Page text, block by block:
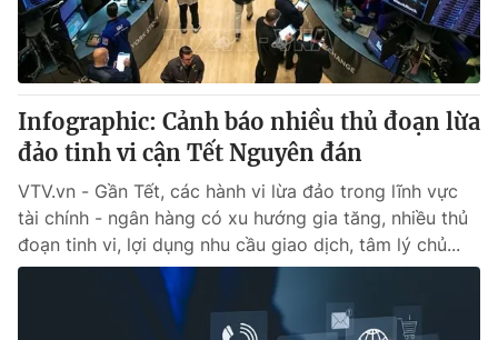
Sản phẩm
Thị trường
Tư vấn
Lịch phát sóng
Chuyên mục khác
Emagazine Podcast
Photo Infographic
Shorts video
Infographic: Cảnh báo nhiều thủ đoạn lừa
đảo tinh vi cận Tết Nguyên đán
VTV.vn - Gần Tết, các hành vi lừa đảo trong lĩnh vực
tài chính - ngân hàng có xu hướng gia tăng, nhiều thủ
đoạn tinh vi, lợi dụng nhu cầu giao dịch, tâm lý chủ...